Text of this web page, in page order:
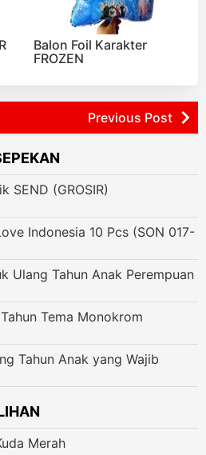
Balon Foil Karakter
FROZEN
Previous Post
SEND (GROSIR)
Indonesia 10 Pcs (SON 017-
Ulang Tahun Anak Perempuan
Tema Monokrom
Tahun Anak yang Wajib
Merah